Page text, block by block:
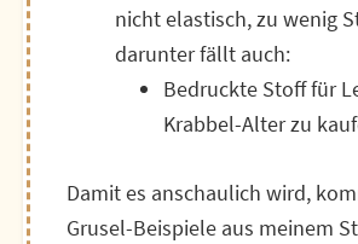
nicht elastisch, zu wenig
darunter fällt auch:
Bedruckte Stoff für
Krabbel-Alter zu
Damit es anschaulich wird,
Grusel-Beispiele aus meinem